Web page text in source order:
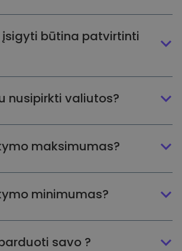
įsigyti būtina patvirtinti
nusipirkti valiutos?
maksimumas?
minimumas?
savo ?